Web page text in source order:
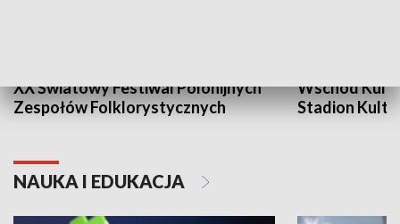
XX Światowy Festiwal Polonijnych
Zespołów Folklorystycznych
Wschód
Stadion
NAUKA I EDUKACJA